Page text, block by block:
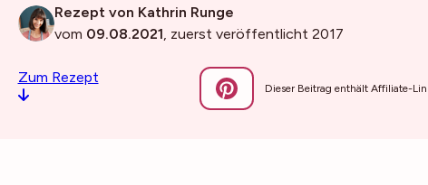
Rezept von Kathrin Runge
vom 09.08.2021, zuerst veröffentlicht 2017
Zum Rezept
Dieser Beitrag enthält Affiliate-